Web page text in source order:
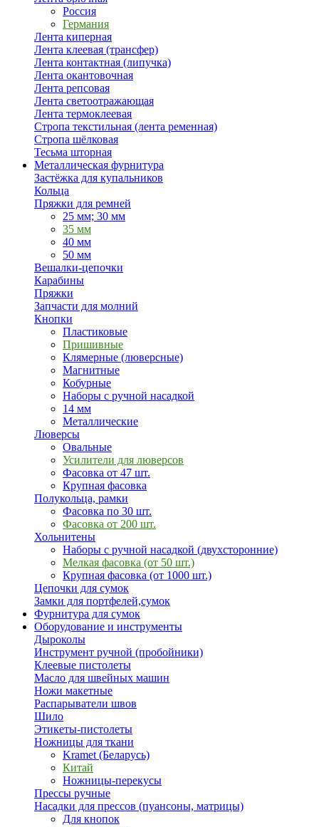
Россия
Германия
Лента киперная
Лента клеевая (трансфер)
Лента контактная (липучка)
Лента окантовочная
Лента репсовая
Лента светоотражающая
Лента термоклеевая
Стропа текстильная (лента ременная)
Стропа шёлковая
Тесьма шторная
Металлическая фурнитура
Застёжка для купальников
Кольца
Пряжки для ремней
25 мм; 30 мм
35 мм
40 мм
50 мм
Вешалки-цепочки
Карабины
Пряжки
Запчасти для молний
Кнопки
Пластиковые
Пришивные
Клямерные (люверсные)
Магнитные
Кобурные
Наборы с ручной насадкой
14 мм
Металлические
Люверсы
Овальные
Усилители для люверсов
Фасовка от 47 шт.
Крупная фасовка
Полукольца, рамки
Фасовка по 30 шт.
Фасовка от 200 шт.
Хольнитены
Наборы с ручной насадкой (двухсторонние)
Мелкая фасовка (от 50 шт.)
Крупная фасовка (от 1000 шт.)
Цепочки для сумок
Замки для портфелей,сумок
Фурнитура для сумок
Оборудование и инструменты
Дыроколы
Инструмент ручной (пробойники)
Клеевые пистолеты
Масло для швейных машин
Ножи макетные
Распарыватели швов
Шило
Этикеты-пистолеты
Ножницы для ткани
Kramet (Беларусь)
Китай
Ножницы-перекусы
Прессы ручные
Насадки для прессов (пуансоны, матрицы)
Для кнопок